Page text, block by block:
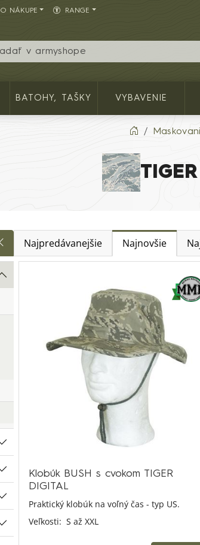
NÁKUPE RANGE
SK
BATOHY, TAŠKY VYBAVENIE
Najpredávanejšie Najnovšie
Klobúk BUSH s cvokom TIGER
DIGITAL
Praktický klobúk na voľný čas - typ US.
Veľkosti: S až XXL